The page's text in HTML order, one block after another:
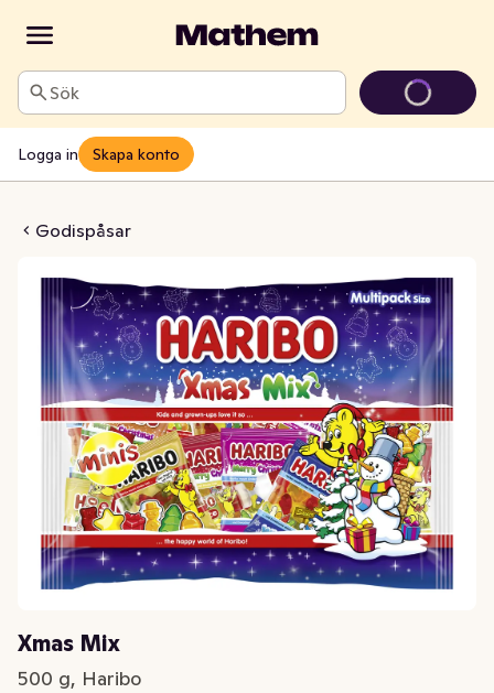
Sök
Logga in Skapa konto
Godispåsar
Mix
Xmas Mix
500 g, Haribo